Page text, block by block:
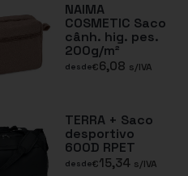
NAIMA
COSMETIC Saco
cânh. hig. pes.
200g/m²
desde€6,08 s/IVA
TERRA + Saco
desportivo
600D RPET
desde€15,34 s/IVA